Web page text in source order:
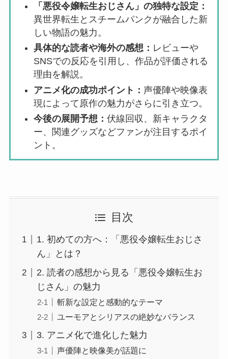
「悪役令嬢転生おじさん」の独特な設定：
異世界転生とスチームパンクが融合した新
しい物語の魅力。
具体的な読者や海外の感想： レビューや
SNSでの反応を引用し、作品が評価される
理由を解説。
アニメ化の成功ポイント： 声優陣や映像表
現によって原作の魅力がさらに引き立つ。
今後の展開予想： 伏線回収、新キャラクタ
ー、関連グッズなどファンが注目するポイ
ント。
目次
1. 初めての方へ：「悪役令嬢転生おじさ
ん」とは？
2. 読者の感想から見る「悪役令嬢転生お
じさん」の魅力
斬新な設定と感動的なテーマ
ユーモアとシリアスの絶妙なバランス
3. アニメ化で進化した魅力
声優陣と映像美が話題に